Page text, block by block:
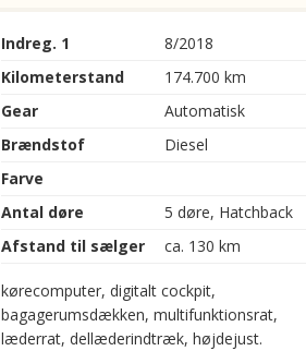
Indreg. 1
8/2018
Kilometerstand
174.700 km
Gear
Automatisk
Brændstof
Diesel
Farve
Antal døre
5 døre, Hatchback
Afstand til sælger
ca. 130 km
kørecomputer, digitalt cockpit,
bagagerumsdækken, multifunktionsrat,
læderrat, dellæderindtræk, højdejust.